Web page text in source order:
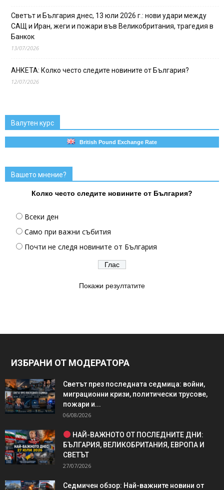
Светът и България днес, 13 юли 2026 г.: нови удари между
САЩ и Иран, жеги и пожари във Великобритания, трагедия в
Банкок
13/07/2026
АНКЕТА: Колко често следите новините от България?
12/07/2026
Валутен курс
British Pound Exchange Rate
Вашето мнение?
Колко често следите новините от България?
Всеки ден
Само при важни събития
Почти не следя новините от България
Покажи резултатите
ИЗБРАНИ ОТ МОДЕРАТОРА
Светът през последната седмица: войни,
миграционни кризи, политически трусове,
пожари и...
06/08/2026
НАЙ-ВАЖНОТО ОТ ПОСЛЕДНИТЕ ДНИ:
БЪЛГАРИЯ, ВЕЛИКОБРИТАНИЯ, ЕВРОПА И
СВЕТЪТ
27/07/2026
Седмичен обзор: Най-важните новини от